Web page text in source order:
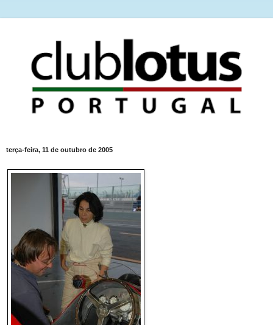
terça-feira, 11 de outubro de 2005